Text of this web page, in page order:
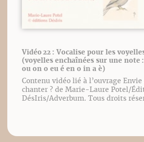
Vidéo 22 : Vocalise pour les
(voyelles enchaînées sur une note
ou on o eu é en o in a è)
Contenu vidéo lié à l’ouvrage Envie
chanter ? de Marie-Laure Potel/
DésIris/Adverbum. Tous droits